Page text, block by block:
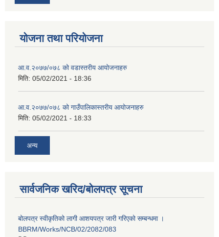
योजना तथा परियोजना
आ.व.२०७७/०७८ को वडास्तरीय आयोजनाहरु
मिति: 05/02/2021 - 18:36
आ.व.२०७७/०७८ को गाउँपालिकास्तरीय आयोजनाहरु
मिति: 05/02/2021 - 18:33
अन्य
सार्वजनिक खरिद/बोलपत्र सूचना
बोलपत्र स्वीकृतिको लागी आशयपत्र जारी गरिएको सम्बन्धमा ।
BBRM/Works/NCB/02/2082/083